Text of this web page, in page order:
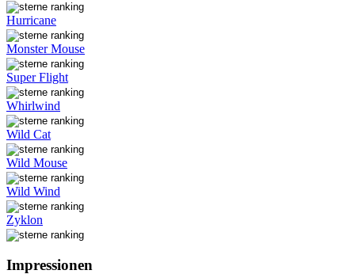
Hurricane
Monster Mouse
Super Flight
Whirlwind
Wild Cat
Wild Mouse
Wild Wind
Zyklon
Impressionen